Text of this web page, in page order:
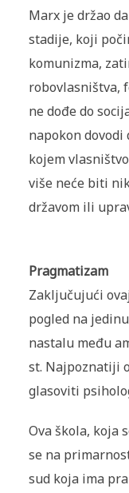
Marx je držao
stadije, koji
komunizma,
robovlasništva,
ne dođe do
napokon
kojem
više neće biti
državom ili
Pragmatizam
Zaključujući
pogled na
nastalu među
st. Najpoznatiji
glasoviti
Ova škola, koja
se na
sud koja ima